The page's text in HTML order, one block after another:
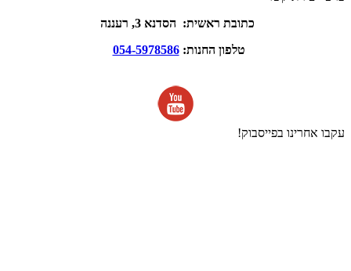
כתובת ראשית: הסדנא 3, רעננה
טלפון החנות:054-5978586
עקבו אחרינו בפייסבוק!